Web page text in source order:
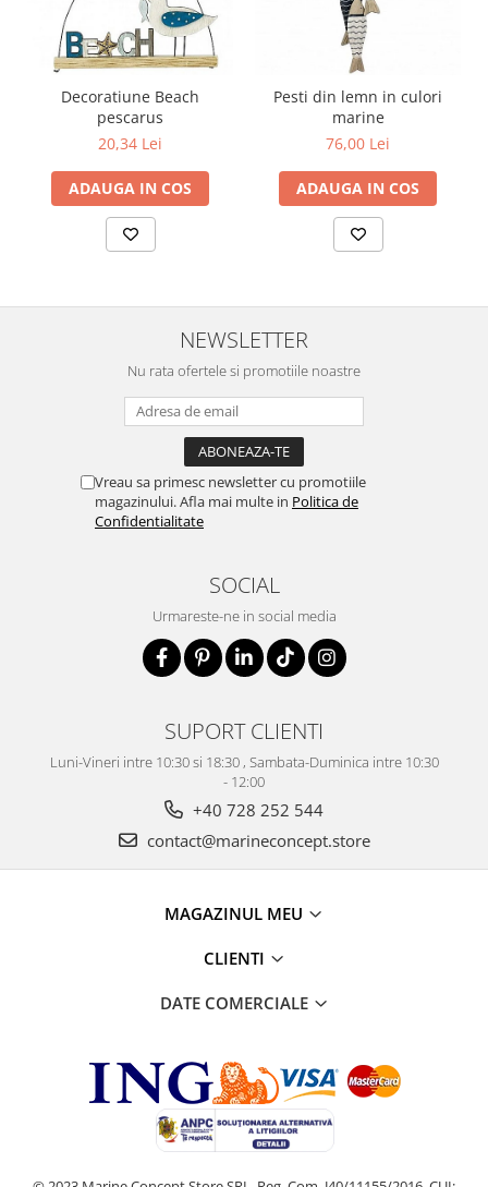
Decoratiune Beach
pescarus
20,34 Lei
ADAUGA IN COS
Pesti din lemn in culori
marine
76,00 Lei
ADAUGA IN COS
NEWSLETTER
Nu rata ofertele si promotiile noastre
Vreau sa primesc newsletter cu promotiile
magazinului. Afla mai multe in Politica de
Confidentialitate
SOCIAL
Urmareste-ne in social media
SUPORT CLIENTI
Luni-Vineri intre 10:30 si 18:30 , Sambata-Duminica intre 10:30
- 12:00
+40 728 252 544
contact@marineconcept.store
MAGAZINUL MEU
CLIENTI
DATE COMERCIALE